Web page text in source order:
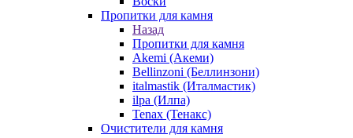
Пропитки для камня
Назад
Пропитки для камня
Akemi (Акеми)
Bellinzoni (Беллинзони)
italmastik (Италмастик)
ilpa (Илпа)
Tenax (Тенакс)
Очистители для камня